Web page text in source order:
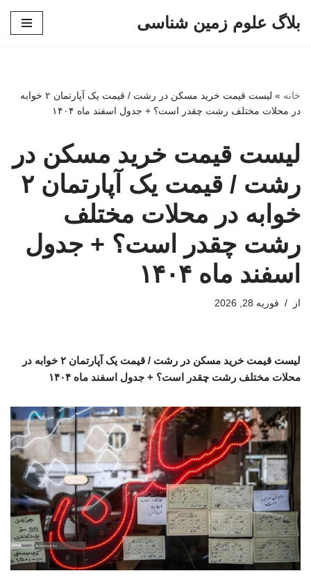
بلاگ علوم زمین شناسی
خانه »
لیست قیمت خرید مسکن در رشت / قیمت یک آپارتمان ۲ خوابه
در محلات مختلف رشت چقدر است؟ + جدول اسفند ماه ۱۴۰۴
لیست قیمت خرید مسکن در
رشت / قیمت یک آپارتمان ۲
خوابه در محلات مختلف
رشت چقدر است؟ + جدول
اسفند ماه ۱۴۰۴
از فوریه 28, 2026
لیست قیمت خرید مسکن در رشت / قیمت یک آپارتمان ۲ خوابه در
محلات مختلف رشت چقدر است؟ + جدول اسفند ماه ۱۴۰۴